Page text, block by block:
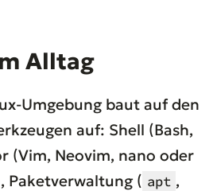
Alltag
Umgebung baut auf den
auf: Shell (Bash,
(Vim, Neovim, nano oder
Paketverwaltung ( apt ,